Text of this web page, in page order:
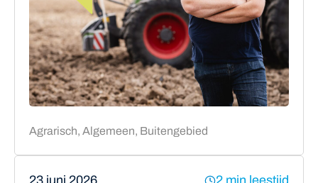
Agrarisch, Algemeen, Buitengebied